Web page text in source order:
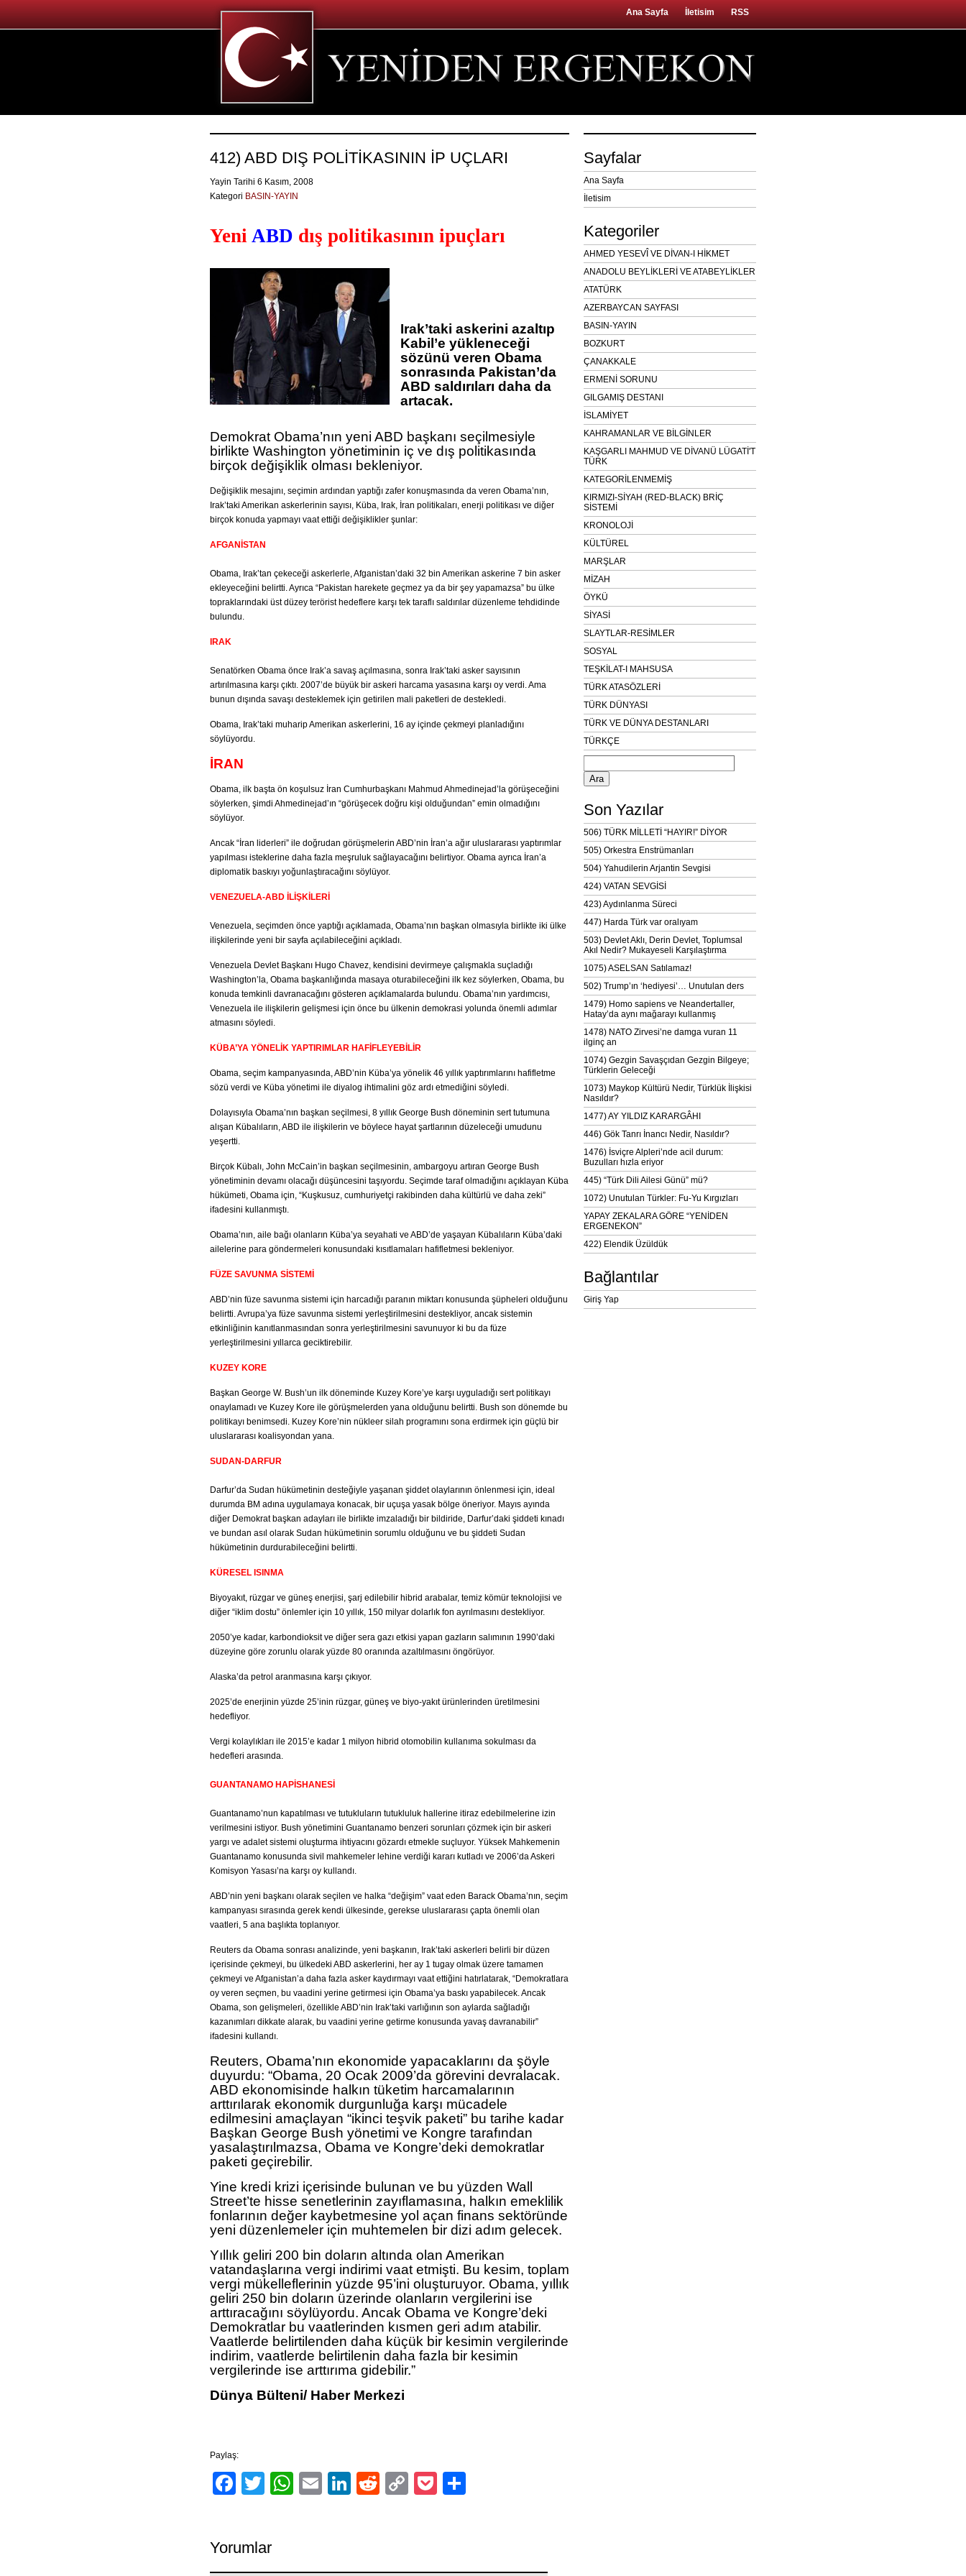
Ana Sayfa İletisim RSS
412) ABD DIŞ POLİTİKASININ İP UÇLARI
Yayin Tarihi 6 Kasım, 2008
Kategori BASIN-YAYIN
Yeni ABD dış politikasının ipuçları
Irak’taki askerini azaltıp
Kabil’e yükleneceği
sözünü veren Obama
sonrasında Pakistan’da
ABD saldırıları daha da
artacak.
Demokrat Obama’nın yeni ABD başkanı seçilmesiyle
birlikte Washington yönetiminin iç ve dış politikasında
birçok değişiklik olması bekleniyor.
Değişiklik mesajını, seçimin ardından yaptığı zafer konuşmasında da veren Obama’nın,
Irak’taki Amerikan askerlerinin sayısı, Küba, Irak, İran politikaları, enerji politikası ve diğer
birçok konuda yapmayı vaat ettiği değişiklikler şunlar:
AFGANİSTAN
Obama, Irak’tan çekeceği askerlerle, Afganistan’daki 32 bin Amerikan askerine 7 bin asker
ekleyeceğini belirtti. Ayrıca “Pakistan harekete geçmez ya da bir şey yapamazsa” bu ülke
topraklarındaki üst düzey terörist hedeflere karşı tek taraflı saldırılar düzenleme tehdidinde
bulundu.
IRAK
Senatörken Obama önce Irak’a savaş açılmasına, sonra Irak’taki asker sayısının
artırılmasına karşı çıktı. 2007’de büyük bir askeri harcama yasasına karşı oy verdi. Ama
bunun dışında savaşı desteklemek için getirilen mali paketleri de destekledi.
Obama, Irak’taki muharip Amerikan askerlerini, 16 ay içinde çekmeyi planladığını
söylüyordu.
İRAN
Obama, ilk başta ön koşulsuz İran Cumhurbaşkanı Mahmud Ahmedinejad’la görüşeceğini
söylerken, şimdi Ahmedinejad’ın “görüşecek doğru kişi olduğundan” emin olmadığını
söylüyor.
Ancak “İran liderleri” ile doğrudan görüşmelerin ABD’nin İran’a ağır uluslararası yaptırımlar
yapılması isteklerine daha fazla meşruluk sağlayacağını belirtiyor. Obama ayrıca İran’a
diplomatik baskıyı yoğunlaştıracağını söylüyor.
VENEZUELA-ABD İLİŞKİLERİ
Venezuela, seçimden önce yaptığı açıklamada, Obama’nın başkan olmasıyla birlikte iki ülke
ilişkilerinde yeni bir sayfa açılabileceğini açıkladı.
Venezuela Devlet Başkanı Hugo Chavez, kendisini devirmeye çalışmakla suçladığı
Washington’la, Obama başkanlığında masaya oturabileceğini ilk kez söylerken, Obama, bu
konuda temkinli davranacağını gösteren açıklamalarda bulundu. Obama’nın yardımcısı,
Venezuela ile ilişkilerin gelişmesi için önce bu ülkenin demokrasi yolunda önemli adımlar
atmasını söyledi.
KÜBA’YA YÖNELİK YAPTIRIMLAR HAFİFLEYEBİLİR
Obama, seçim kampanyasında, ABD’nin Küba’ya yönelik 46 yıllık yaptırımlarını hafifletme
sözü verdi ve Küba yönetimi ile diyalog ihtimalini göz ardı etmediğini söyledi.
Dolayısıyla Obama’nın başkan seçilmesi, 8 yıllık George Bush döneminin sert tutumuna
alışan Kübalıların, ABD ile ilişkilerin ve böylece hayat şartlarının düzeleceği umudunu
yeşertti.
Birçok Kübalı, John McCain’in başkan seçilmesinin, ambargoyu artıran George Bush
yönetiminin devamı olacağı düşüncesini taşıyordu. Seçimde taraf olmadığını açıklayan Küba
hükümeti, Obama için, “Kuşkusuz, cumhuriyetçi rakibinden daha kültürlü ve daha zeki”
ifadesini kullanmıştı.
Obama’nın, aile bağı olanların Küba’ya seyahati ve ABD’de yaşayan Kübalıların Küba’daki
ailelerine para göndermeleri konusundaki kısıtlamaları hafifletmesi bekleniyor.
FÜZE SAVUNMA SİSTEMİ
ABD’nin füze savunma sistemi için harcadığı paranın miktarı konusunda şüpheleri olduğunu
belirtti. Avrupa’ya füze savunma sistemi yerleştirilmesini destekliyor, ancak sistemin
etkinliğinin kanıtlanmasından sonra yerleştirilmesini savunuyor ki bu da füze
yerleştirilmesini yıllarca geciktirebilir.
KUZEY KORE
Başkan George W. Bush’un ilk döneminde Kuzey Kore’ye karşı uyguladığı sert politikayı
onaylamadı ve Kuzey Kore ile görüşmelerden yana olduğunu belirtti. Bush son dönemde bu
politikayı benimsedi. Kuzey Kore’nin nükleer silah programını sona erdirmek için güçlü bir
uluslararası koalisyondan yana.
SUDAN-DARFUR
Darfur’da Sudan hükümetinin desteğiyle yaşanan şiddet olaylarının önlenmesi için, ideal
durumda BM adına uygulamaya konacak, bir uçuşa yasak bölge öneriyor. Mayıs ayında
diğer Demokrat başkan adayları ile birlikte imzaladığı bir bildiride, Darfur’daki şiddeti kınadı
ve bundan asıl olarak Sudan hükümetinin sorumlu olduğunu ve bu şiddeti Sudan
hükümetinin durdurabileceğini belirtti.
KÜRESEL ISINMA
Biyoyakıt, rüzgar ve güneş enerjisi, şarj edilebilir hibrid arabalar, temiz kömür teknolojisi ve
diğer “iklim dostu” önlemler için 10 yıllık, 150 milyar dolarlık fon ayrılmasını destekliyor.
2050’ye kadar, karbondioksit ve diğer sera gazı etkisi yapan gazların salımının 1990’daki
düzeyine göre zorunlu olarak yüzde 80 oranında azaltılmasını öngörüyor.
Alaska’da petrol aranmasına karşı çıkıyor.
2025’de enerjinin yüzde 25’inin rüzgar, güneş ve biyo-yakıt ürünlerinden üretilmesini
hedefliyor.
Vergi kolaylıkları ile 2015’e kadar 1 milyon hibrid otomobilin kullanıma sokulması da
hedefleri arasında.
GUANTANAMO HAPİSHANESİ
Guantanamo’nun kapatılması ve tutukluların tutukluluk hallerine itiraz edebilmelerine izin
verilmesini istiyor. Bush yönetimini Guantanamo benzeri sorunları çözmek için bir askeri
yargı ve adalet sistemi oluşturma ihtiyacını gözardı etmekle suçluyor. Yüksek Mahkemenin
Guantanamo konusunda sivil mahkemeler lehine verdiği kararı kutladı ve 2006’da Askeri
Komisyon Yasası’na karşı oy kullandı.
ABD’nin yeni başkanı olarak seçilen ve halka “değişim” vaat eden Barack Obama’nın, seçim
kampanyası sırasında gerek kendi ülkesinde, gerekse uluslararası çapta önemli olan
vaatleri, 5 ana başlıkta toplanıyor.
Reuters da Obama sonrası analizinde, yeni başkanın, Irak’taki askerleri belirli bir düzen
içerisinde çekmeyi, bu ülkedeki ABD askerlerini, her ay 1 tugay olmak üzere tamamen
çekmeyi ve Afganistan’a daha fazla asker kaydırmayı vaat ettiğini hatırlatarak, “Demokratlara
oy veren seçmen, bu vaadini yerine getirmesi için Obama’ya baskı yapabilecek. Ancak
Obama, son gelişmeleri, özellikle ABD’nin Irak’taki varlığının son aylarda sağladığı
kazanımları dikkate alarak, bu vaadini yerine getirme konusunda yavaş davranabilir”
ifadesini kullandı.
Reuters, Obama’nın ekonomide yapacaklarını da şöyle
duyurdu: “Obama, 20 Ocak 2009’da görevini devralacak.
ABD ekonomisinde halkın tüketim harcamalarının
arttırılarak ekonomik durgunluğa karşı mücadele
edilmesini amaçlayan “ikinci teşvik paketi” bu tarihe kadar
Başkan George Bush yönetimi ve Kongre tarafından
yasalaştırılmazsa, Obama ve Kongre’deki demokratlar
paketi geçirebilir.
Yine kredi krizi içerisinde bulunan ve bu yüzden Wall
Street’te hisse senetlerinin zayıflamasına, halkın emeklilik
fonlarının değer kaybetmesine yol açan finans sektöründe
yeni düzenlemeler için muhtemelen bir dizi adım gelecek.
Yıllık geliri 200 bin doların altında olan Amerikan
vatandaşlarına vergi indirimi vaat etmişti. Bu kesim, toplam
vergi mükelleflerinin yüzde 95’ini oluşturuyor. Obama, yıllık
geliri 250 bin doların üzerinde olanların vergilerini ise
arttıracağını söylüyordu. Ancak Obama ve Kongre’deki
Demokratlar bu vaatlerinden kısmen geri adım atabilir.
Vaatlerde belirtilenden daha küçük bir kesimin vergilerinde
indirim, vaatlerde belirtilenin daha fazla bir kesimin
vergilerinde ise arttırıma gidebilir.”
Dünya Bülteni/ Haber Merkezi
Paylaş:
Facebook
TwitterWhatsApp
EmailLinkedIn
RedditCopyPocket
Yorumlar
Sayfalar
Ana Sayfa
İletisim
Kategoriler
AHMED YESEVÎ VE DİVAN-I HİKMET
ANADOLU BEYLİKLERİ VE ATABEYLİKLER
ATATÜRK
AZERBAYCAN SAYFASI
BASIN-YAYIN
BOZKURT
ÇANAKKALE
ERMENİ SORUNU
GILGAMIŞ DESTANI
İSLAMİYET
KAHRAMANLAR VE BİLGİNLER
KAŞGARLI MAHMUD VE DİVANÜ LÜGATİ'T
TÜRK
KATEGORİLENMEMİŞ
KIRMIZI-SİYAH (RED-BLACK) BRİÇ
SİSTEMİ
KRONOLOJİ
KÜLTÜREL
MARŞLAR
MİZAH
ÖYKÜ
SİYASİ
SLAYTLAR-RESİMLER
SOSYAL
TEŞKİLAT-I MAHSUSA
TÜRK ATASÖZLERİ
TÜRK DÜNYASI
TÜRK VE DÜNYA DESTANLARI
TÜRKÇE
Arama:
Son Yazılar
506) TÜRK MİLLETİ “HAYIR!” DİYOR
505) Orkestra Enstrümanları
504) Yahudilerin Arjantin Sevgisi
424) VATAN SEVGİSİ
423) Aydınlanma Süreci
447) Harda Türk var oralıyam
503) Devlet Aklı, Derin Devlet, Toplumsal
Akıl Nedir? Mukayeseli Karşılaştırma
1075) ASELSAN Satılamaz!
502) Trump’ın ‘hediyesi’… Unutulan ders
1479) Homo sapiens ve Neandertaller,
Hatay’da aynı mağarayı kullanmış
1478) NATO Zirvesi’ne damga vuran 11
ilginç an
1074) Gezgin Savaşçıdan Gezgin Bilgeye;
Türklerin Geleceği
1073) Maykop Kültürü Nedir, Türklük İlişkisi
Nasıldır?
1477) AY YILDIZ KARARGÂHI
446) Gök Tanrı İnancı Nedir, Nasıldır?
1476) İsviçre Alpleri’nde acil durum:
Buzulları hızla eriyor
445) “Türk Dili Ailesi Günü” mü?
1072) Unutulan Türkler: Fu-Yu Kırgızları
YAPAY ZEKALARA GÖRE “YENİDEN
ERGENEKON”
422) Elendik Üzüldük
Bağlantılar
Giriş Yap